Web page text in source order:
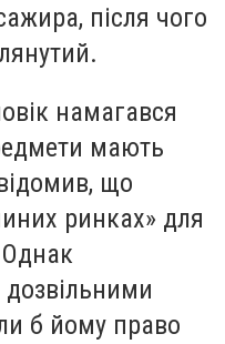
після чого
намагався
мають
що
ринках» для
Однак
дозвільними
б йому право